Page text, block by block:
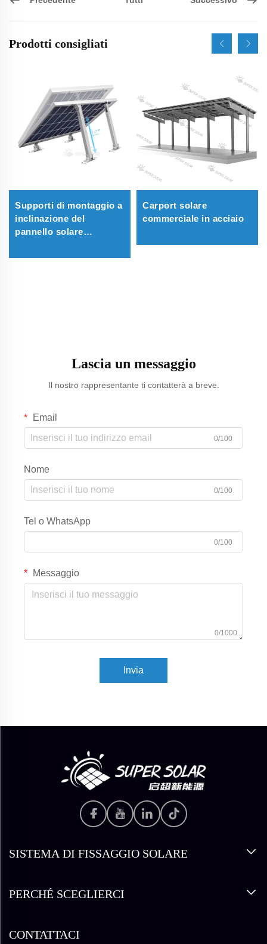
Prodotti consigliati
Supporti di montaggio a
inclinazione del
pannello solare
Carport solare
commerciale in acciaio
Lascia un messaggio
Il nostro rappresentante ti contatterà a breve.
Email
0/100
Nome
0/100
Tel o WhatsApp
0/100
Messaggio
0/1000
Invia
SISTEMA DI FISSAGGIO SOLARE
PERCHÉ SCEGLIERCI
CONTATTACI